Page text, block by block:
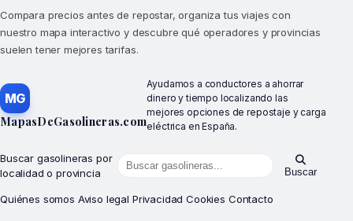
Compara precios antes de repostar, organiza tus viajes con
nuestro mapa interactivo y descubre qué operadores y provincias
suelen tener mejores tarifas.
MG
MapasDeGasolineras.com
Ayudamos a conductores a ahorrar
dinero y tiempo localizando las
mejores opciones de repostaje y carga
eléctrica en España.
Buscar gasolineras por
localidad o provincia
Buscar
Quiénes somos Aviso legal Privacidad Cookies Contacto